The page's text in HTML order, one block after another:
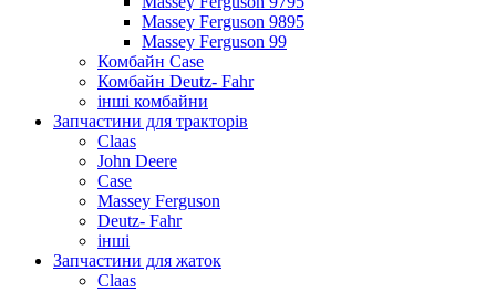
Massey Ferguson 9895
Massey Ferguson 99
Комбайн Case
Комбайн Deutz- Fahr
інші комбайни
Запчастини для тракторів
Claas
John Deere
Case
Massey Ferguson
Deutz- Fahr
інші
Запчастини для жаток
Claas